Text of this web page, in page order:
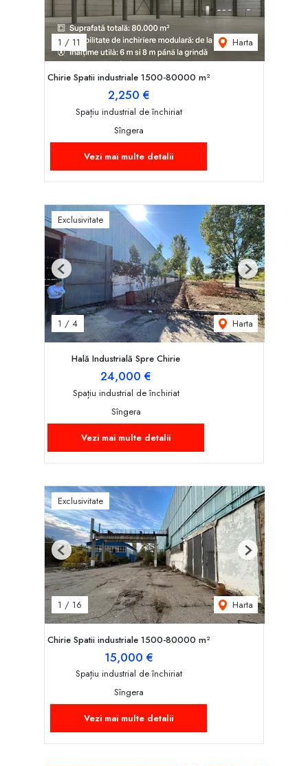
1 / 11 Harta
Chirie Spatii industriale 1500-80000 m²
2,250 €
Spațiu industrial de închiriat
Sîngera
Vezi mai multe detalii
Exclusivitate
1 / 4 Harta
Previous Next
Hală Industrială Spre Chirie
24,000 €
Spațiu industrial de închiriat
Sîngera
Vezi mai multe detalii
Exclusivitate
1 / 16 Harta
Previous Next
Chirie Spatii industriale 1500-80000 m²
15,000 €
Spațiu industrial de închiriat
Sîngera
Vezi mai multe detalii